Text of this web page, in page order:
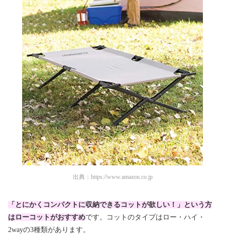
出典： https://www.amazon.co.jp
「 とにかくコンパクトに収納できるコットが欲しい！」という方
はローコットがおすすめです。コットのタイプはロー・ハイ・
2wayの3種類があります。